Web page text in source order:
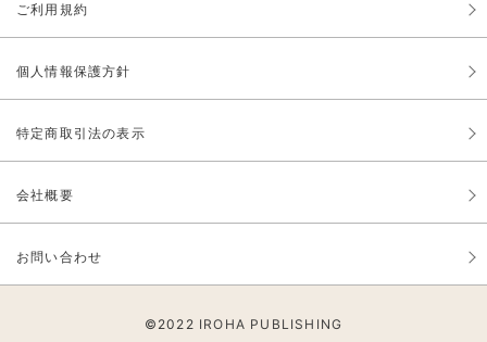
ご利用規約
個人情報保護方針
特定商取引法の表示
会社概要
お問い合わせ
©2022 IROHA PUBLISHING